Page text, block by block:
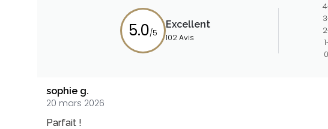
5.0/5
Excellent
102 Avis
sophie g.
20 mars 2026
Parfait !